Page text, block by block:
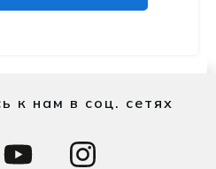
к нам в соц. сетях